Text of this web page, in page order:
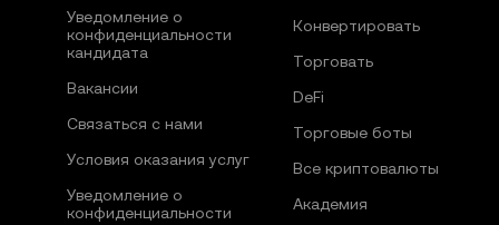
Уведомление о
конфиденциальности
кандидата
Вакансии
Связаться с нами
Условия оказания услуг
Уведомление о
конфиденциальности
Конвертировать
Торговать
DeFi
Торговые боты
Все криптовалюты
Академия